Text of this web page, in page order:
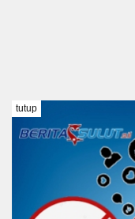
tutup